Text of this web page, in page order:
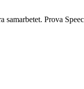
Prova